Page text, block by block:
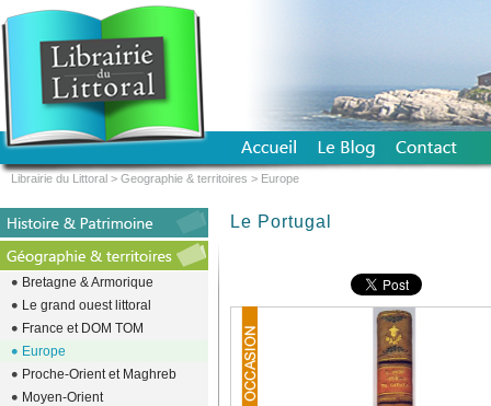
Le Portugal
Bretagne & Armorique
Le grand ouest littoral
France et DOM TOM
Europe
Proche-Orient et Maghreb
Moyen-Orient
Librairie du Littoral > Geographie & territoires > Europe